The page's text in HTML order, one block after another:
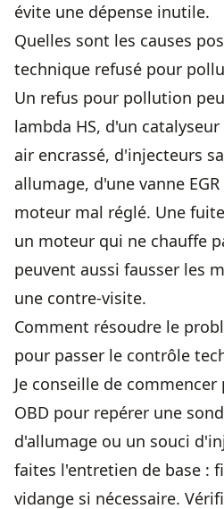
évite une dépense inutile.
Quelles sont les causes
technique refusé pour
Un refus pour pollution
lambda HS, d'un
air encrassé, d'injecteurs
allumage, d'une vanne
moteur mal réglé. Une
un moteur qui ne chauffe
peuvent aussi fausser les
une contre-visite.
Comment résoudre le
pour passer le contrôle
Je conseille de
OBD pour repérer une
d'allumage ou un souci
faites l'entretien de base :
vidange si nécessaire.